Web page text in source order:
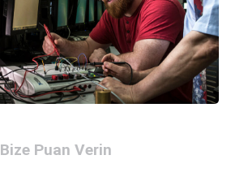
Bize Puan Verin